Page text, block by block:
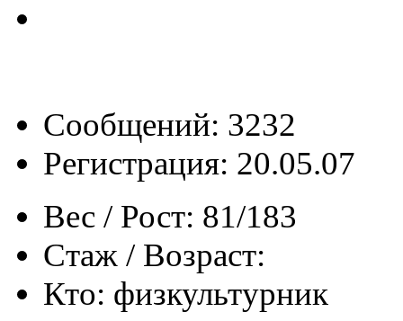
Сообщений: 3232
Регистрация: 20.05.07
Вес / Рост: 81/183
Стаж / Возраст:
Кто: физкультурник